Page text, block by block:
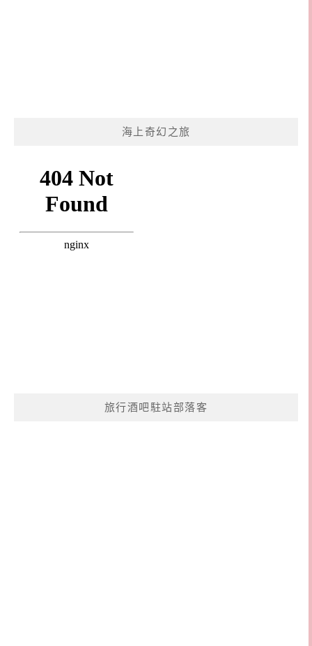
海上奇幻之旅
旅行酒吧駐站部落客